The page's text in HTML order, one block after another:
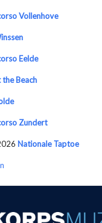
Vollenhove
Eelde
Beach
Zundert
Nationale Taptoe